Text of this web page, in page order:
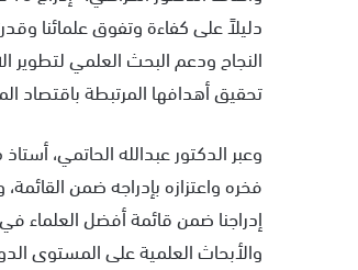
دليلاً على كفاءة وتفوق علمائنا
النجاح ودعم البحث العلمي
تحقيق أهدافها المرتبطة باقتصاد
وعبر الدكتور عبدالله الحاتمي،
فخره واعتزازه بإدراجه ضمن
إدراجنا ضمن قائمة أفضل العلماء
والأبحاث العلمية على المستوى